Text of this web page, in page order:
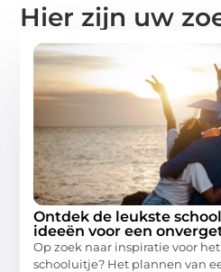
Hier zijn uw
Ontdek de leukste
ideeën voor een
Op zoek naar inspiratie voor
schooluitje? Het plannen van